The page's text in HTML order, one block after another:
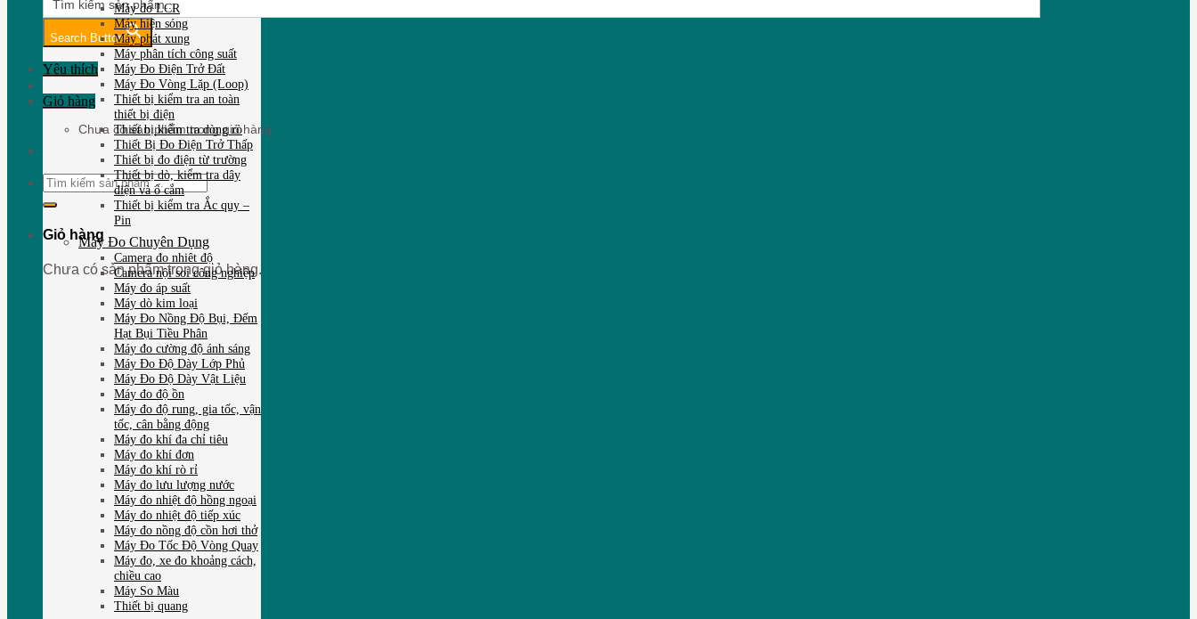
Search Button
Yêu thích
Giỏ hàng
Chưa có sản phẩm trong giỏ hàng.
Tìm
kiếm:
Giỏ hàng
Chưa có sản phẩm trong giỏ hàng.
Máy đo LCR
Máy hiện sóng
Máy phát xung
Máy phân tích công suất
Máy Đo Điện Trở Đất
Máy Đo Vòng Lặp (Loop)
Thiết bị kiểm tra an toàn
thiết bị điện
Thiết bị kiểm tra dòng rò
Thiết Bị Đo Điện Trở Thấp
Thiết bị đo điện từ trường
Thiết bị dò, kiểm tra dây
điện và ổ cắm
Thiết bị kiểm tra Ắc quy –
Pin
Máy Đo Chuyên Dụng
Camera đo nhiêt độ
Camera nội soi công nghiệp
Máy đo áp suất
Máy dò kim loại
Máy Đo Nồng Độ Bụi, Đếm
Hạt Bụi Tiều Phân
Máy đo cường độ ánh sáng
Máy Đo Độ Dày Lớp Phủ
Máy Đo Độ Dày Vật Liệu
Máy đo độ ồn
Máy đo độ rung, gia tốc, vận
tốc, cân bằng động
Máy đo khí đa chỉ tiêu
Máy đo khí đơn
Máy đo khí rò rỉ
Máy đo lưu lượng nước
Máy đo nhiệt độ hồng ngoại
Máy đo nhiệt độ tiếp xúc
Máy đo nồng độ cồn hơi thở
Máy Đo Tốc Độ Vòng Quay
Máy đo, xe đo khoảng cách,
chiều cao
Máy So Màu
Thiết bị quang